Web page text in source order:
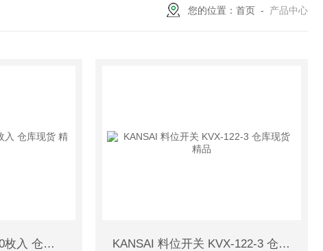
您的位置： 首页 - 产品中心
OLFA 刀片 MBB10K 10枚入 仓库现货 精品 KANSAI 料位开关 KVX-122-3 仓库现货 精品